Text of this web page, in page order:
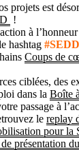
projets est
!
à
hashtag
Coups de
ciblées, des
dans la Boîte
passage à
le replay
pour la
présentation